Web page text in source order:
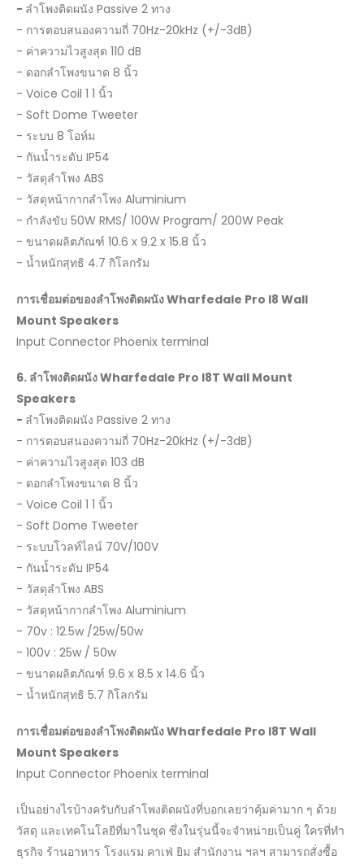
- ลำโพงติดผนัง Passive 2 ทาง
- การตอบสนองความถี่ 70Hz-20kHz (+/-3dB)
- ค่าความไวสูงสุด 110 dB
- ดอกลำโพงขนาด 8 นิ้ว
- Voice Coil 1 1 นิ้ว
- Soft Dome Tweeter
- ระบบ 8 โอห์ม
- กันน้ำระดับ IP54
- วัสดุลำโพง ABS
- วัสดุหน้ากากลำโพง Aluminium
- กำลังขับ 50W RMS/ 100W Program/ 200W Peak
- ขนาดผลิตภัณฑ์ 10.6 x 9.2 x 15.8 นิ้ว
- น้ำหนักสุทธิ 4.7 กิโลกรัม
การเชื่อมต่อของลำโพงติดผนังWharfedale Pro I8 Wall
Mount Speakers
Input Connector Phoenix terminal
6. ลำโพงติดผนังWharfedale Pro I8T Wall Mount
Speakers
- ลำโพงติดผนัง Passive 2 ทาง
- การตอบสนองความถี่ 70Hz-20kHz (+/-3dB)
- ค่าความไวสูงสุด 103 dB
- ดอกลำโพงขนาด 8 นิ้ว
- Voice Coil 1 1 นิ้ว
- Soft Dome Tweeter
- ระบบโวลท์ไลน์ 70V/100V
- กันน้ำระดับ IP54
- วัสดุลำโพง ABS
- วัสดุหน้ากากลำโพง Aluminium
- 70v : 12.5w /25w/50w
- 100v : 25w / 50w
- ขนาดผลิตภัณฑ์ 9.6 x 8.5 x 14.6 นิ้ว
- น้ำหนักสุทธิ 5.7 กิโลกรัม
การเชื่อมต่อของลำโพงติดผนังWharfedale Pro I8T Wall
Mount Speakers
Input Connector Phoenix terminal
เป็นอย่างไรบ้างครับกับลำโพงติดผนังที่บอกเลยว่าคุ้มค่ามาก ๆ ด้วย
วัสดุ และเทคโนโลยีที่มาในชุด ซึ่งในรุ่นนี้จะจำหน่ายเป็นคู่ ใครที่ทำ
ธุรกิจ ร้านอาหาร โรงแรม คาเฟ่ ยิม สำนักงาน ฯลฯ สามารถสั่งซื้อ